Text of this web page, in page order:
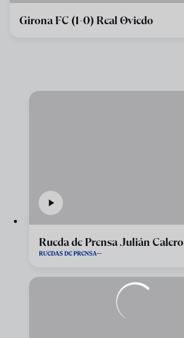
Girona FC (1-0) Real Oviedo
Rueda de Prensa Julián Calero
RUEDAS DE PRENSA